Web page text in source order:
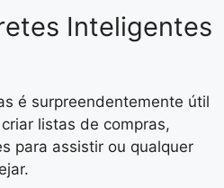
Inteligentes
é surpreendentemente útil
listas de compras,
para assistir ou qualquer